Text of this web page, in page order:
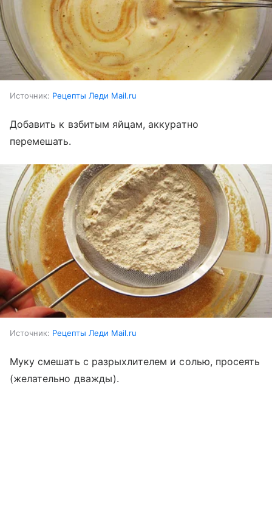
Источник: Рецепты Леди Mail.ru
Добавить к взбитым яйцам, аккуратно
перемешать.
Источник: Рецепты Леди Mail.ru
Муку смешать с разрыхлителем и солью, просеять
(желательно дважды).